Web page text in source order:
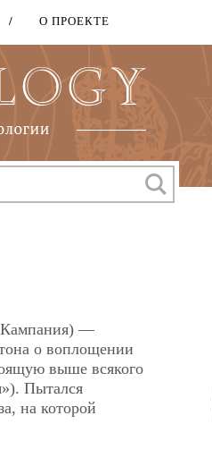
О ПРОЕКТЕ
Кампания) —
о воплощении
выше всякого
Пытался
на которой